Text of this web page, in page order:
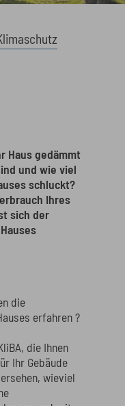
Haus gedämmt
und wie viel
schluckt?
Ihres
sich der
die
erfahren ?
die Ihnen
Ihr Gebäude
wieviel